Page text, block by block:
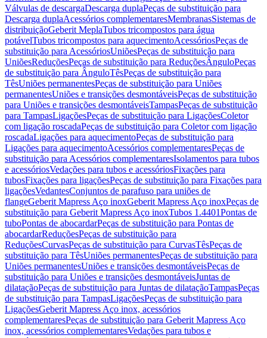
Válvulas de descargaDescarga duplaPeças de substituição para
Descarga duplaAcessórios complementaresMembranasSistemas de
distribuiçãoGeberit MeplaTubos tricompostos para água
potávelTubos tricompostos para aquecimentoAcessóriosPeças de
substituição para AcessóriosUniõesPeças de substituição para
UniõesReduçõesPeças de substituição para ReduçõesÂnguloPeças
de substituição para ÂnguloTêsPeças de substituição para
TêsUniões permanentesPeças de substituição para Uniões
permanentesUniões e transições desmontáveisPeças de substituição
para Uniões e transições desmontáveisTampasPeças de substituição
para TampasLigaçõesPeças de substituição para LigaçõesColetor
com ligação roscadaPeças de substituição para Coletor com ligação
roscadaLigações para aquecimentoPeças de substituição para
Ligações para aquecimentoAcessórios complementaresPeças de
substituição para Acessórios complementaresIsolamentos para tubos
e acessóriosVedações para tubos e acessóriosFixações para
tubosFixações para ligaçõesPeças de substituição para Fixações para
ligaçõesVedantesConjuntos de parafuso para uniões de
flangeGeberit Mapress Aço inoxGeberit Mapress Aço inoxPeças de
substituição para Geberit Mapress Aço inoxTubos 1.4401Pontas de
tuboPontas de abocardarPeças de substituição para Pontas de
abocardarReduçõesPeças de substituição para
ReduçõesCurvasPeças de substituição para CurvasTêsPeças de
substituição para TêsUniões permanentesPeças de substituição para
Uniões permanentesUniões e transições desmontáveisPeças de
substituição para Uniões e transições desmontáveisJuntas de
dilataçãoPeças de substituição para Juntas de dilataçãoTampasPeças
de substituição para TampasLigaçõesPeças de substituição para
LigaçõesGeberit Mapress Aço inox, acessórios
complementaresPeças de substituição para Geberit Mapress Aço
inox, acessórios complementaresVedações para tubos e